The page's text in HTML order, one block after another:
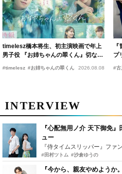
timelesz橋本将生、初主演映画で年上
男子役 『お姉ちゃんの翠くん』切ない
恋の幕開けを予感
#timelesz #お姉ちゃんの翠くん 2026.08.08
プ
#古
INTERVIEW
『心配無用ノ介 天下御免
ュー
#田村ツトム #沙倉ゆうの
『今から、親友やめようか